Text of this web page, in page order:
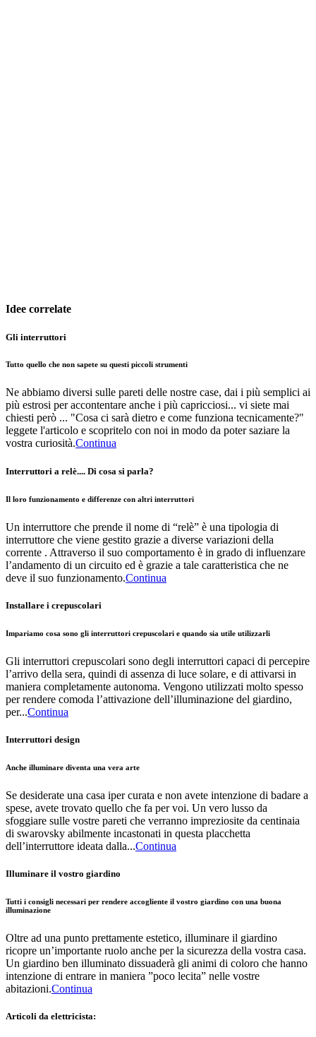
Idee correlate
Gli interruttori
Tutto quello che non sapete su questi piccoli strumenti
Ne abbiamo diversi sulle pareti delle nostre case, dai i più semplici ai
più estrosi per accontentare anche i più capricciosi... vi siete mai
chiesti però ... "Cosa ci sarà dietro e come funziona tecnicamente?"
leggete l'articolo e scopritelo con noi in modo da poter saziare la
vostra curiosità.Continua
Interruttori a relè.... Di cosa si parla?
Il loro funzionamento e differenze con altri interruttori
Un interruttore che prende il nome di “relè” è una tipologia di
interruttore che viene gestito grazie a diverse variazioni della
corrente . Attraverso il suo comportamento è in grado di influenzare
l’andamento di un circuito ed è grazie a tale caratteristica che ne
deve il suo funzionamento.Continua
Installare i crepuscolari
Impariamo cosa sono gli interruttori crepuscolari e quando sia utile utilizzarli
Gli interruttori crepuscolari sono degli interruttori capaci di percepire
l’arrivo della sera, quindi di assenza di luce solare, e di attivarsi in
maniera completamente autonoma. Vengono utilizzati molto spesso
per rendere comoda l’attivazione dell’illuminazione del giardino,
per...Continua
Interruttori design
Anche illuminare diventa una vera arte
Se desiderate una casa iper curata e non avete intenzione di badare a
spese, avete trovato quello che fa per voi. Un vero lusso da
sfoggiare sulle vostre pareti che verranno impreziosite da centinaia
di swarovsky abilmente incastonati in questa placchetta
dell’interruttore ideata dalla...Continua
Illuminare il vostro giardino
Tutti i consigli necessari per rendere accogliente il vostro giardino con una buona
illuminazione
Oltre ad una punto prettamente estetico, illuminare il giardino
ricopre un’importante ruolo anche per la sicurezza della vostra casa.
Un giardino ben illuminato dissuaderà gli animi di coloro che hanno
intenzione di entrare in maniera ”poco lecita” nelle vostre
abitazioni.Continua
Articoli da elettricista: